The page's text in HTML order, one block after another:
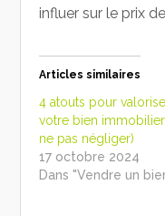
influer sur le prix
Articles similaires
4 atouts pour
votre bien immobilier
ne pas négliger)
17 octobre 2024
Dans "Vendre un